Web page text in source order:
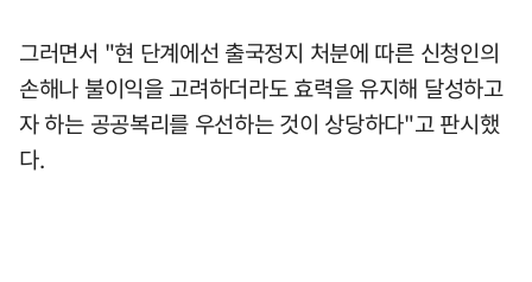
그러면서 "현 단계에선 출국정지 처분에 따른 신청인의
손해나 불이익을 고려하더라도 효력을 유지해 달성하고
자 하는 공공복리를 우선하는 것이 상당하다"고 판시했
다.